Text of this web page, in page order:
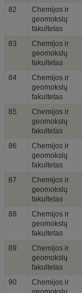
82
Chemijos ir
geomokslų
fakultetas
83
Chemijos ir
geomokslų
fakultetas
84
Chemijos ir
geomokslų
fakultetas
85
Chemijos ir
geomokslų
fakultetas
86
Chemijos ir
geomokslų
fakultetas
87
Chemijos ir
geomokslų
fakultetas
88
Chemijos ir
geomokslų
fakultetas
89
Chemijos ir
geomokslų
fakultetas
90
Chemijos ir